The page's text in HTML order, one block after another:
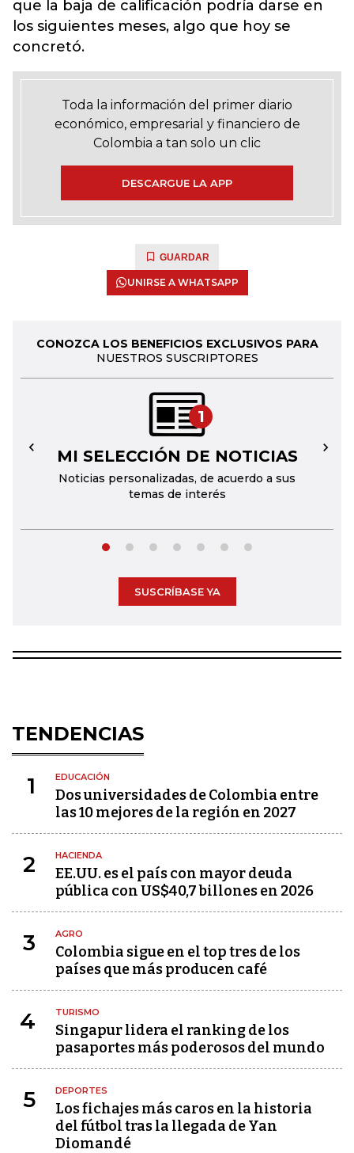
que la baja de calificación podría darse en
los siguientes meses, algo que hoy se
concretó.
Toda la información del primer diario
económico, empresarial y financiero de
Colombia a tan solo un clic
DESCARGUE LA APP
GUARDAR
UNIRSE A WHATSAPP
CONOZCA LOS BENEFICIOS EXCLUSIVOS PARA
NUESTROS SUSCRIPTORES
1
MI SELECCIÓN DE NOTICIAS
Noticias personalizadas, de acuerdo a sus
temas de interés
← →
SUSCRÍBASE YA
TENDENCIAS
1 EDUCACIÓN
Dos universidades de Colombia entre
las 10 mejores de la región en 2027
2 HACIENDA
EE.UU. es el país con mayor deuda
pública con US$40,7 billones en 2026
3 AGRO
Colombia sigue en el top tres de los
países que más producen café
4 TURISMO
Singapur lidera el ranking de los
pasaportes más poderosos del mundo
5 DEPORTES
Los fichajes más caros en la historia
del fútbol tras la llegada de Yan
Diomandé